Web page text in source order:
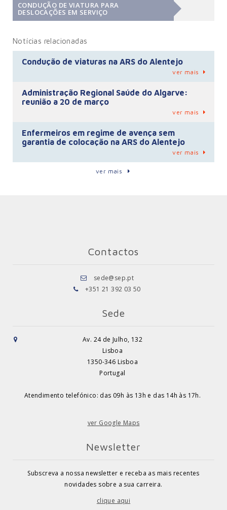
CONDUÇÃO DE VIATURA PARA
DESLOCAÇÕES EM SERVIÇO
Notícias relacionadas
Condução de viaturas na ARS do Alentejo
ver mais
Administração Regional Saúde do Algarve:
reunião a 20 de março
ver mais
Enfermeiros em regime de avença sem
garantia de colocação na ARS do Alentejo
ver mais
ver mais
Contactos
sede@sep.pt
+351 21 392 03 50
Sede
Av. 24 de Julho, 132
Lisboa
1350-346 Lisboa
Portugal
Atendimento telefónico: das 09h às 13h e das 14h às 17h.
ver Google Maps
Newsletter
Subscreva a nossa newsletter e receba as mais recentes
novidades sobre a sua carreira.
clique aqui